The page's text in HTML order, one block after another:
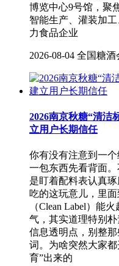
博览中心9号馆，聚
智能生产、灌装加
力食品企业
2026-08-04 全国糖酒
2026南京秋糖“清洁
立用户长期信任
你有没有注意到一
一包东西先看背面
是盯着配料表认真
吃的这玩意儿，里
（Clean Label）能
气，其实道理特别
信息透明点，别整
词。为啥突然大家
育”出来的